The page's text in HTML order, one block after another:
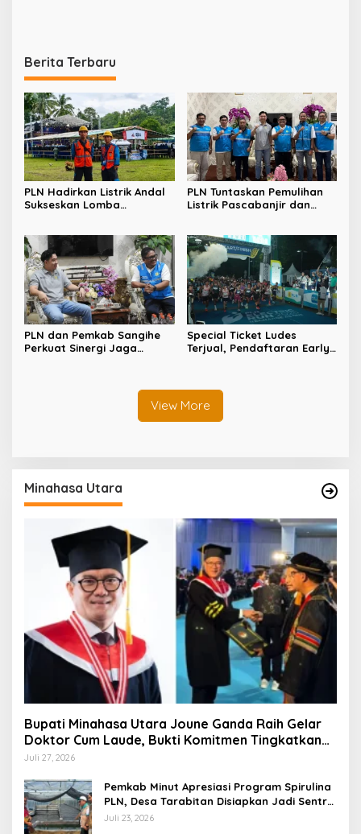
Berita Terbaru
PLN Hadirkan Listrik Andal
Sukseskan Lomba
PLN Tuntaskan Pemulihan
Listrik Pascabanjir dan
Jadi Kunci
PLN dan Pemkab Sangihe
Perkuat Sinergi Jaga
Special Ticket Ludes
Terjual, Pendaftaran Early
View More
Minahasa Utara
Bupati Minahasa Utara Joune Ganda Raih Gelar
Doktor Cum Laude, Bukti Komitmen Tingkatkan
Kualitas Kepemimpinan
Juli 27, 2026
Pemkab Minut Apresiasi Program Spirulina
PLN, Desa Tarabitan Disiapkan Jadi Sentra
Pangan Berbasis Energi Bersih
Juli 23, 2026